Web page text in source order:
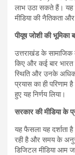
लाभ उठा सकते हैं। यह
मीडिया की नैतिकता
पीयूष जोशी की भूमिका
उत्तराखंड के सामाजिक
किए और कई बार भारत
स्थिति और उनके
प्रयास का ही परिणाम
हुए यह निर्णय लिया।
सरकार की मीडिया के
यह फैसला यह दर्शाता
रही है और समय के
डिजिटल मीडिया आम